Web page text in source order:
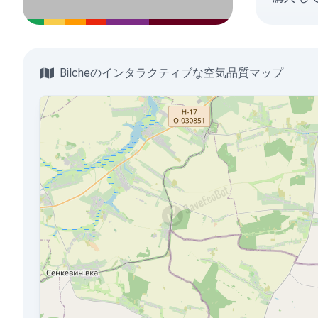
Bilcheのインタラクティブな空気品質マップ